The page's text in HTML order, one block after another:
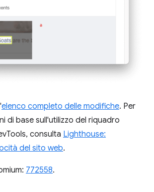
elenco completo delle modifiche. Per
di base sull'utilizzo del riquadro
consulta Lighthouse:
del sito web.
772558.